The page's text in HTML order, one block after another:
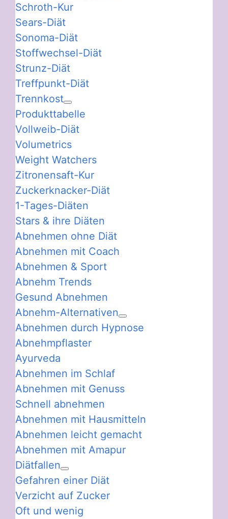
Schroth-Kur
Sears-Diät
Sonoma-Diät
Stoffwechsel-Diät
Strunz-Diät
Treffpunkt-Diät
Trennkost
Produkttabelle
Vollweib-Diät
Volumetrics
Weight Watchers
Zitronensaft-Kur
Zuckerknacker-Diät
1-Tages-Diäten
Stars & ihre Diäten
Abnehmen ohne Diät
Abnehmen mit Coach
Abnehmen & Sport
Abnehm Trends
Gesund Abnehmen
Abnehm-Alternativen
Abnehmen durch Hypnose
Abnehmpflaster
Ayurveda
Abnehmen im Schlaf
Abnehmen mit Genuss
Schnell abnehmen
Abnehmen mit Hausmitteln
Abnehmen leicht gemacht
Abnehmen mit Amapur
Diätfallen
Gefahren einer Diät
Verzicht auf Zucker
Oft und wenig